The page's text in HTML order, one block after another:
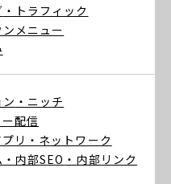
・トラフィック
メニュー
・ニッチ
配信
リ ・ネットワーク
・内部SEO ・内部リンク